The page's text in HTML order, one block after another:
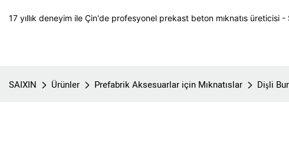
17 yıllık deneyim ile Çin'de profesyonel prekast beton mıknatıs üreticisi
SAIXIN Ürünler Prefabrik Aksesuarlar için Mıknatıslar Dişli